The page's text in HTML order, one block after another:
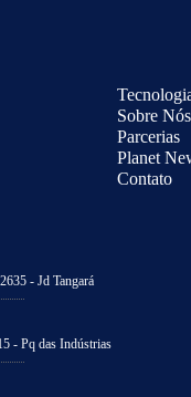
Sobre Nós
Parcerias
Planet
Contato
- Jd Tangará
- Pq das Indústrias